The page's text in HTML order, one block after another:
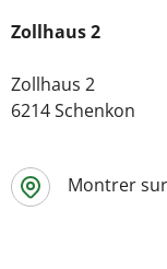
Zollhaus 2
Zollhaus 2
6214 Schenkon
Montrer